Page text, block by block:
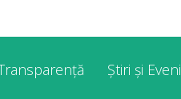
Știri și